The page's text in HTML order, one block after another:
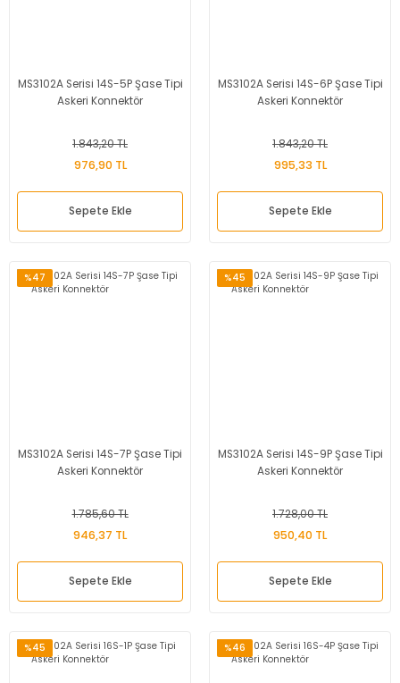
MS3102A Serisi 14S-5P Şase Tipi
Askeri Konnektör
1.843,20 TL
976,90 TL
Sepete Ekle
MS3102A Serisi 14S-6P Şase Tipi
Askeri Konnektör
1.843,20 TL
995,33 TL
Sepete Ekle
%47
MS3102A Serisi 14S-7P Şase Tipi
Askeri Konnektör
1.785,60 TL
946,37 TL
Sepete Ekle
%45
MS3102A Serisi 14S-9P Şase Tipi
Askeri Konnektör
1.728,00 TL
950,40 TL
Sepete Ekle
%45 %46